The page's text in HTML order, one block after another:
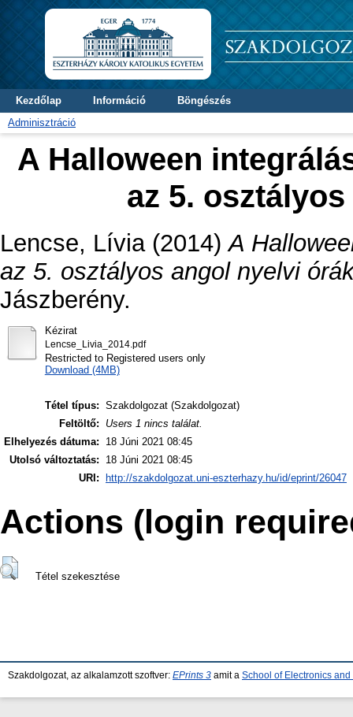
Kezdőlap Információ
Böngészés
Adminisztráció
A Halloween
az 5.
Lencse, Lívia(2014)A
az 5. osztályos angol nyelvi
Jászberény.
Kézirat
Lencse_Livia_2014.pdf
Restricted to Registered users only
Download (4MB)
Tétel típus: Szakdolgozat (Szakdolgozat)
Feltöltő:
Users 1 nincs találat.
Elhelyezés dátuma:
18 Júni 2021 08:45
Utolsó változtatás:
18 Júni 2021 08:45
URI:
http://szakdolgozat.uni-eszterhazy.hu/id/eprint/26047
Actions (login
Tétel szekesztése
Szakdolgozat, az alkalamzott szoftver: EPrints 3 amit a School of Electronics